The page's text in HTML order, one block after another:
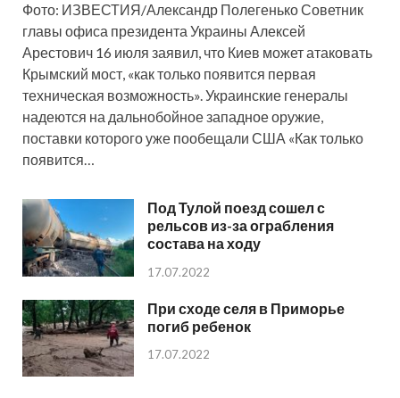
Фото: ИЗВЕСТИЯ/Александр Полегенько Советник
главы офиса президента Украины Алексей
Арестович 16 июля заявил, что Киев может атаковать
Крымский мост, «как только появится первая
техническая возможность». Украинские генералы
надеются на дальнобойное западное оружие,
поставки которого уже пообещали США «Как только
появится…
Под Тулой поезд сошел с
рельсов из-за ограбления
состава на ходу
17.07.2022
При сходе селя в Приморье
погиб ребенок
17.07.2022